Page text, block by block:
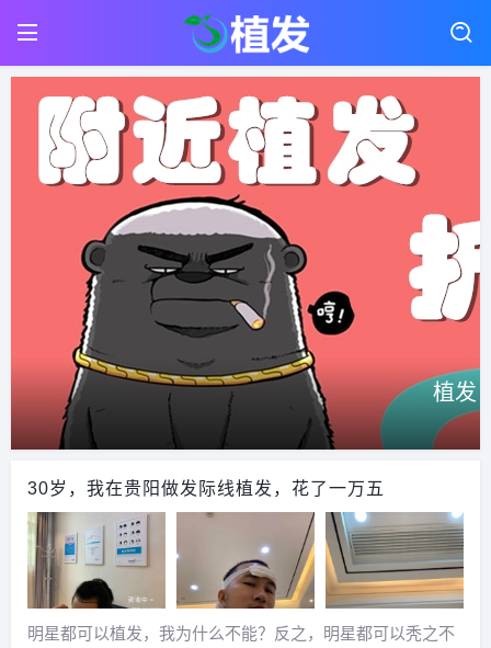
植发
30岁，我在贵阳做发际线植发，花了一万五
明星都可以植发，我为什么不能？反之，明星都可以秃之不